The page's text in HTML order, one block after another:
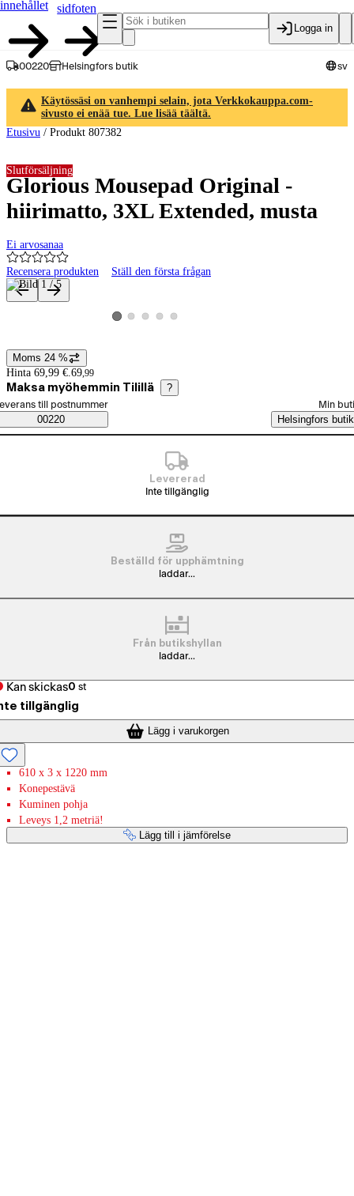
innehållet
sidfoten
Logga in
00220 Helsingfors butik sv
Käytössäsi on vanhempi selain, jota Verkkokauppa.com-
sivusto ei enää tue. Lue lisää täältä.
Etusivu / Produkt 807382
Glorious Mousepad Original -
hiirimatto, 3XL Extended, musta
Ei arvosanaa
Recensera produkten Ställ den första frågan
Slutförsäljning
Produktbilder och videor
Visa produktbild 1
Visa produktbild 2
Visa produktbild 3
Visa produktbild 4
Visa produktbild 5
Prisinformation
Moms 24 %
Hinta 69,99 €. 69,99
Maksa myöhemmin Tilillä ?
Saatavuustiedot
beställningssätt
till postnummer
00220
Min
Helsingfors butik
Levererad
Inte tillgänglig
Beställd för upphämtning
laddar...
Från butikshyllan
laddar...
Kan skickas0 st
tillgänglig
Lägg i varukorgen
610 x 3 x 1220 mm
Konepestävä
Kuminen pohja
Leveys 1,2 metriä!
Lägg till i jämförelse